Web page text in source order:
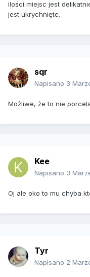
ilości miejsc jest
jest ukrychnięte.
sqr
Napisano 3
Możliwe, że to nie
Kee
Napisano 3
Oj ale oko to mu chyba
Tyr
Napisano 2